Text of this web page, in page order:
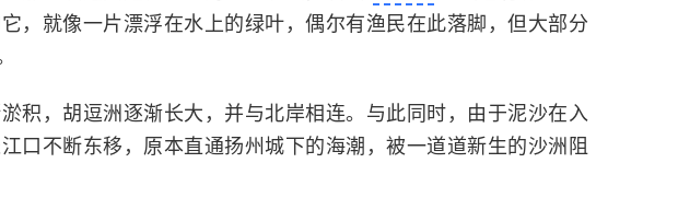
，就像一片漂浮在水上的绿叶，偶尔有渔民在此落脚，但大部分
积，胡逗洲逐渐长大，并与北岸相连。与此同时，由于泥沙在入
口不断东移，原本直通扬州城下的海潮，被一道道新生的沙洲阻